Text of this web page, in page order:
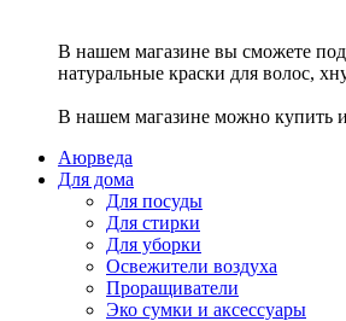
В нашем магазине вы сможете
натуральные краски для волос,
В нашем магазине можно купить
Аюрведа
Для дома
Для посуды
Для стирки
Для уборки
Освежители воздуха
Проращиватели
Эко сумки и аксессуары